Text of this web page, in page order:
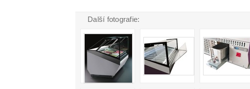
Další fotografie: